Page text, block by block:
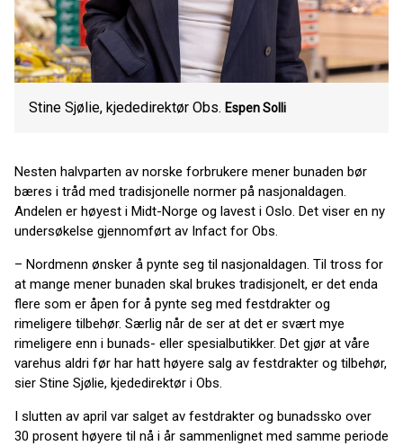
Stine Sjølie, kjededirektør Obs. Espen Solli
Nesten halvparten av norske forbrukere mener bunaden bør
bæres i tråd med tradisjonelle normer på nasjonaldagen.
Andelen er høyest i Midt-Norge og lavest i Oslo. Det viser en ny
undersøkelse gjennomført av Infact for Obs.
– Nordmenn ønsker å pynte seg til nasjonaldagen. Til tross for
at mange mener bunaden skal brukes tradisjonelt, er det enda
flere som er åpen for å pynte seg med festdrakter og
rimeligere tilbehør. Særlig når de ser at det er svært mye
rimeligere enn i bunads- eller spesialbutikker. Det gjør at våre
varehus aldri før har hatt høyere salg av festdrakter og tilbehør,
sier Stine Sjølie, kjededirektør i Obs.
I slutten av april var salget av festdrakter og bunadssko over
30 prosent høyere til nå i år sammenlignet med samme periode